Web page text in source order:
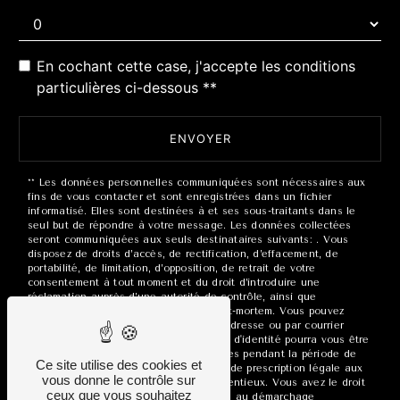
En cochant cette case, j'accepte les conditions
particulières ci-dessous **
ENVOYER
** Les données personnelles communiquées sont nécessaires aux
fins de vous contacter et sont enregistrées dans un fichier
informatisé. Elles sont destinées à et ses sous-traitants dans le
seul but de répondre à votre message. Les données collectées
seront communiquées aux seuls destinataires suivants: . Vous
disposez de droits d’accès, de rectification, d’effacement, de
portabilité, de limitation, d’opposition, de retrait de votre
consentement à tout moment et du droit d’introduire une
réclamation auprès d’une autorité de contrôle, ainsi que
d’organiser le sort de vos données post-mortem. Vous pouvez
exercer ces droits par voie postale à l'adresse ou par courrier
électronique à l'adresse . Un justificatif d'identité pourra vous être
demandé. Nous conservons vos données pendant la période de
prise de contact puis pendant la durée de prescription légale aux
fins probatoires et de gestion des contentieux. Vous avez le droit
de vous inscrire sur la liste d'opposition au démarchage
Ce site utilise des cookies et
vous donne le contrôle sur
ceux que vous souhaitez